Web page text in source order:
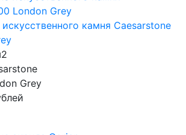
камня Caesarstone
Grey